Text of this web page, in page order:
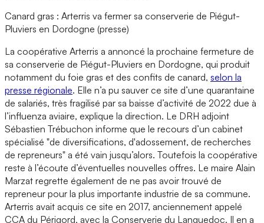
Canard gras : Arterris va fermer sa conserverie de Piégut-
Pluviers en Dordogne (presse)
La coopérative Arterris a annoncé la prochaine fermeture de
sa conserverie de Piégut-Pluviers en Dordogne, qui produit
notamment du foie gras et des confits de canard, selon la
presse régionale. Elle n’a pu sauver ce site d’une quarantaine
de salariés, très fragilisé par sa baisse d’activité de 2022 due à
l’influenza aviaire, explique la direction. Le DRH adjoint
Sébastien Trébuchon informe que le recours d’un cabinet
spécialisé "de diversifications, d'adossement, de recherches
de repreneurs" a été vain jusqu’alors. Toutefois la coopérative
reste à l’écoute d’éventuelles nouvelles offres. Le maire Alain
Marzat regrette également de ne pas avoir trouvé de
repreneur pour la plus importante industrie de sa commune.
Arterris avait acquis ce site en 2017, anciennement appelé
CCA du Périgord, avec la Conserverie du Languedoc. Il en a